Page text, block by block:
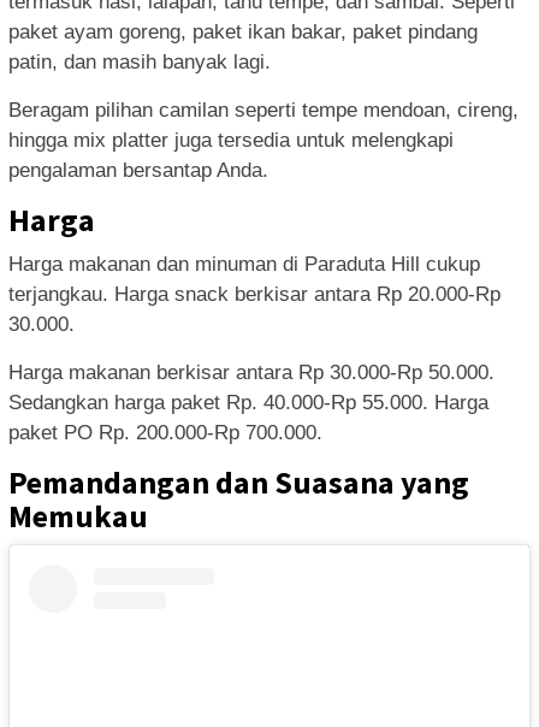
paket ayam goreng, paket ikan bakar, paket pindang
patin, dan masih banyak lagi.
Beragam pilihan camilan seperti tempe mendoan, cireng,
hingga mix platter juga tersedia untuk melengkapi
pengalaman bersantap Anda.
Harga
Harga makanan dan minuman di Paraduta Hill cukup
terjangkau. Harga snack berkisar antara Rp 20.000-Rp
30.000.
Harga makanan berkisar antara Rp 30.000-Rp 50.000.
Sedangkan harga paket Rp. 40.000-Rp 55.000. Harga
paket PO Rp. 200.000-Rp 700.000.
Pemandangan dan Suasana yang
Memukau